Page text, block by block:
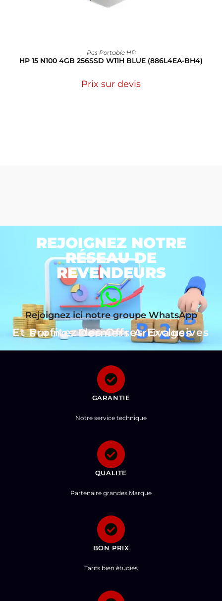
Pcs Portable HP
HP 15 N100 4GB 256SSD W11H BLUE (886L4EA-BH4)
Prix sur devis
REJOIGNEZ NOTRE
RÉSEAU DE
REVENDEURS
Rejoignez ici notre groupe WhatsApp
Et Profitez des Offres Exclusives sur nos Derniers Arrivages
GARANTIE
Notre service technique
QUALITE
Partenaire grandes Marque
BON PRIX
Tarifs bien étudiés